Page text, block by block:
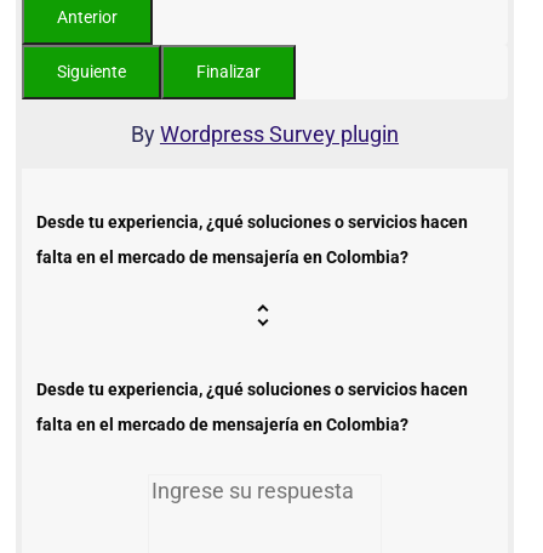
ByWordpress Survey plugin
Desde tu experiencia, ¿qué soluciones o servicios hacen
falta en el mercado de mensajería en Colombia?
Desde tu experiencia, ¿qué soluciones o servicios hacen
falta en el mercado de mensajería en Colombia?